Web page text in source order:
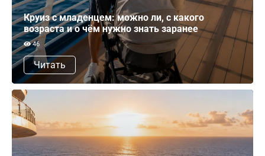
Круиз с младенцем: можно ли, с какого
возраста и о чём нужно знать заранее
46
Читать